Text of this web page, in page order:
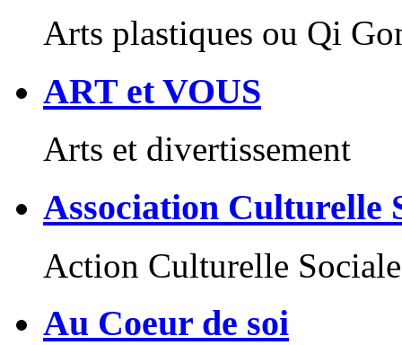
Arts plastiques ou Qi
ART et VOUS
Arts et divertissement
Association Culturelle
Action Culturelle
Au Coeur de soi